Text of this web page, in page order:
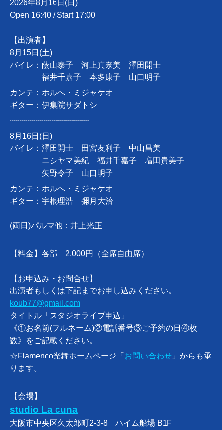
2026年8月16日(日)
Open 16:40 / Start 17:00
【出演者】
8月15日(土)
バイレ：蔭山泰子 河上真奈美 澤田開士
福井千嘉子 本多康子 山口明子
カンテ：ホルへ・ミジャケオ
ギター：伊集院サダトシ
┈┈┈┈┈┈┈┈┈┈
8月16日(日)
バイレ：澤田開士 田宮友利子 中山昌美
ニシヤマ美紀 福井千嘉子 増田貴美子
矢野令子 山口明子
カンテ：ホルへ・ミジャケオ
ギター：宇根理浩 彌月大治
(両日)パルマ他：井上光正
【料金】各部 2,000円（全席自由席）
【お申込み・お問合せ】
出演者もしくは下記までお申し込みください。
koub77@gmail.com
タイトル「スタジオライブ申込」
《①お名前(フルネーム)②電話番号③ご予約の日④枚
数》をご記載ください。
☆Flamenco光舞ホームページ「 お問い合わせ 」からも承
ります。
【会場】
studio La cuna
大阪市中央区久太郎町2-3-8 ハイム船場 B1F